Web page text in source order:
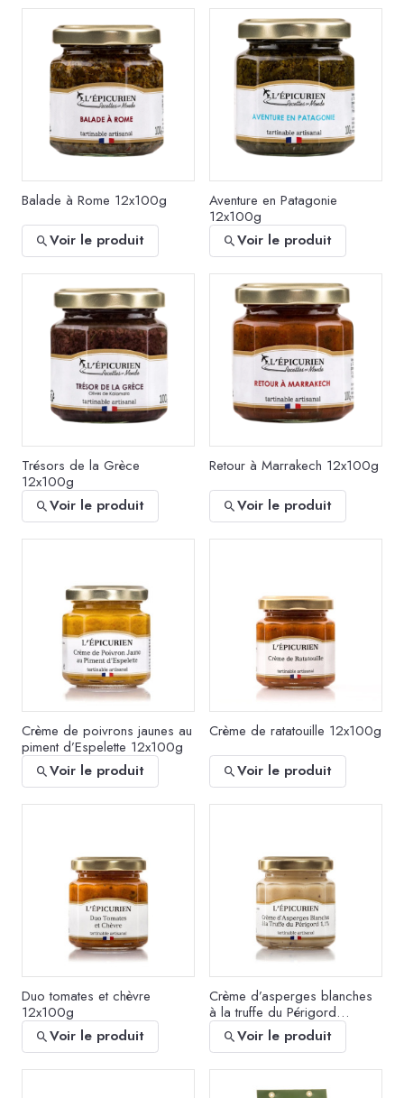
Balade à Rome 12x100g
Voir le produit
Aventure en Patagonie
12x100g
Voir le produit
Trésors de la Grèce
12x100g
Voir le produit
Retour à Marrakech 12x100g
Voir le produit
Crème de poivrons jaunes au
piment d’Espelette 12x100g
Voir le produit
Crème de ratatouille 12x100g
Voir le produit
Duo tomates et chèvre
12x100g
Voir le produit
Crème d’asperges blanches
à la truffe du Périgord
12x100gVoir le produit